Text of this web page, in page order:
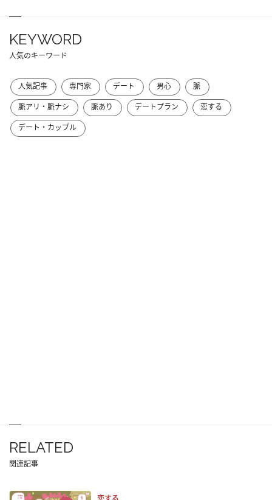
KEYWORD
人気のキーワード
人気記事 専門家 デート 男心
脈
脈アリ・脈ナシ
脈あり デートプラン
恋する
デート・カップル
RELATED
関連記事